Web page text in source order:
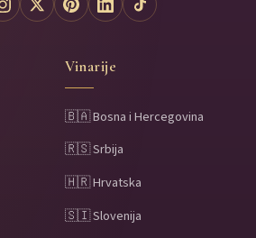
Vinarije
🇧🇦 Bosna i Hercegovina
🇷🇸 Srbija
🇭🇷 Hrvatska
🇸🇮 Slovenija